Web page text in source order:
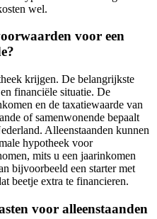
wel.
voor een
krijgen. De belangrijkste
financiële situatie. De
en de taxatiewaarde van
of samenwonende bepaalt
Alleenstaanden kunnen
hypotheek voor
mits u een jaarinkomen
bijvoorbeeld een starter met
beetje extra te financieren.
voor alleenstaanden